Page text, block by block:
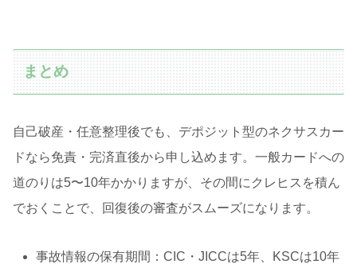
まとめ
自己破産・任意整理後でも、デポジット型のネクサスカー
ドなら免責・完済直後から申し込めます。一般カードへの
道のりは5〜10年かかりますが、その間にクレヒスを積ん
でおくことで、回復後の審査がスムーズになります。
事故情報の保有期間：CIC・JICCは5年、KSCは10年